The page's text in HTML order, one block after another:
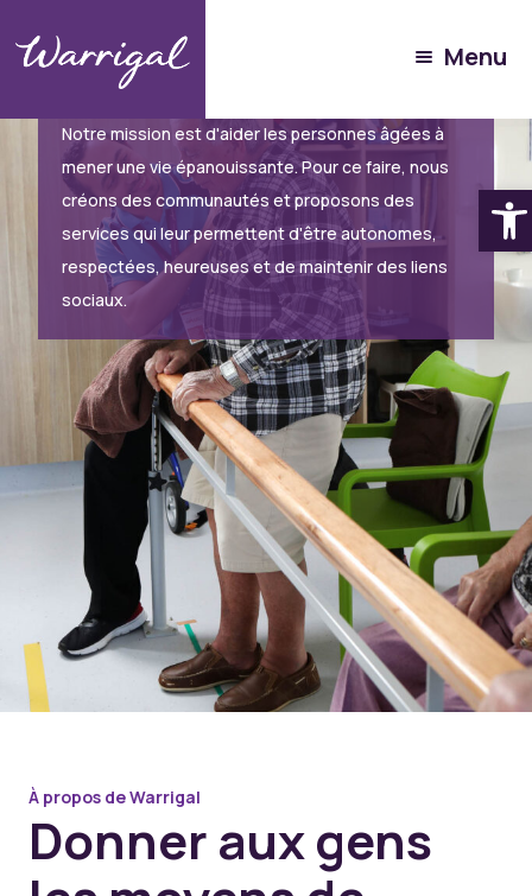
Menu
À propos de Warrigal
Notre mission est d'aider les personnes âgées à
mener une vie épanouissante. Pour ce faire, nous
créons des communautés et proposons des
services qui leur permettent d'être autonomes,
respectées, heureuses et de maintenir des liens
sociaux.
À propos de Warrigal
Donner aux gens